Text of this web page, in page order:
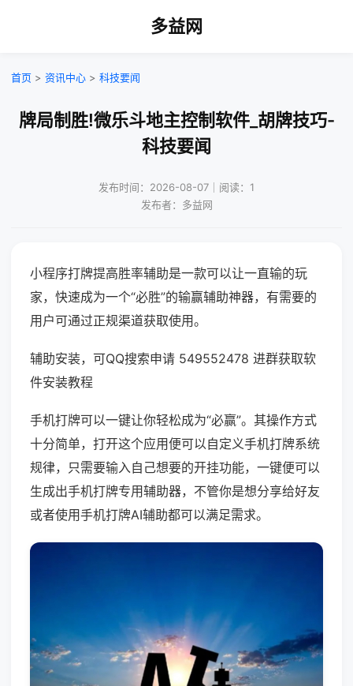
多益网
首页 > 资讯中心 > 科技要闻
牌局制胜!微乐斗地主控制软件_胡牌技巧-
科技要闻
发布时间：2026-08-07｜阅读：1
发布者：多益网
小程序打牌提高胜率辅助是一款可以让一直输的玩
家，快速成为一个“必胜”的输赢辅助神器，有需要的
用户可通过正规渠道获取使用。
辅助安装，可QQ搜索申请 549552478 进群获取软
件安装教程
手机打牌可以一键让你轻松成为“必赢”。其操作方式
十分简单，打开这个应用便可以自定义手机打牌系统
规律，只需要输入自己想要的开挂功能，一键便可以
生成出手机打牌专用辅助器，不管你是想分享给好友
或者使用手机打牌AI辅助都可以满足需求。